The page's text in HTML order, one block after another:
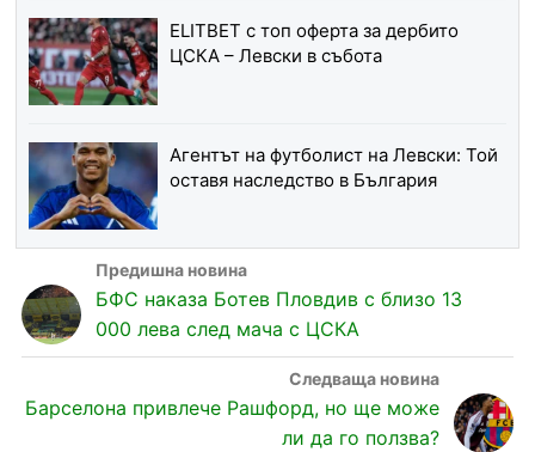
ELITBET с топ оферта за дербито
ЦСКА – Левски в събота
Агентът на футболист на Левски: Той
оставя наследство в България
БФС наказа Ботев Пловдив с близо 13
000 лева след мача с ЦСКА
Барселона привлече Рашфорд, но ще може
ли да го ползва?